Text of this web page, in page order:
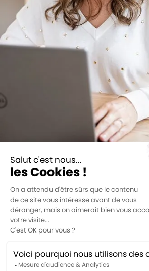
JE VEUX TE LIRE
Reçois un beau
dans ta